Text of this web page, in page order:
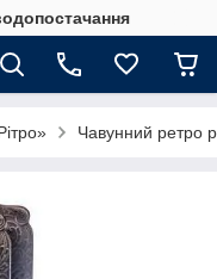
Чавунний ретро